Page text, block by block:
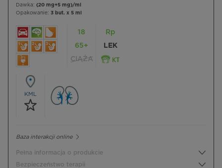
Dawka: (20 mg+5 mg)/ml
Opakowanie: 3 but. x 5 ml
18
65+
CIĄŻA
Rp
LEK
KML
Baza interakcji online
Pełna informacja o produkcie
Bezpieczeństwo terapii